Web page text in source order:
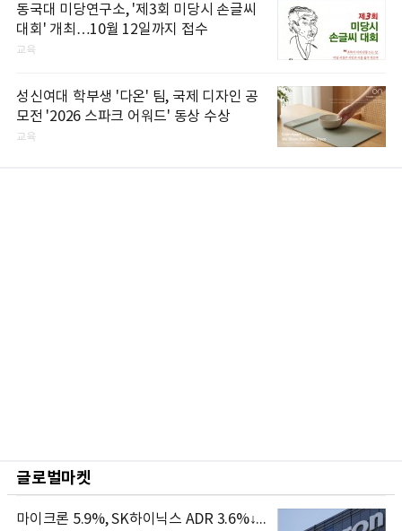
동국대 미당연구소, '제3회 미당시 손글씨
대회' 개최…10월 12일까지 접수
교육
성신여대 학부생 '다온' 팀, 국제 디자인 공
모전 '2026 스파크 어워드' 동상 수상
교육
글로벌마켓
마이크론 5.9%, SK하이닉스 ADR 3.6%↓...